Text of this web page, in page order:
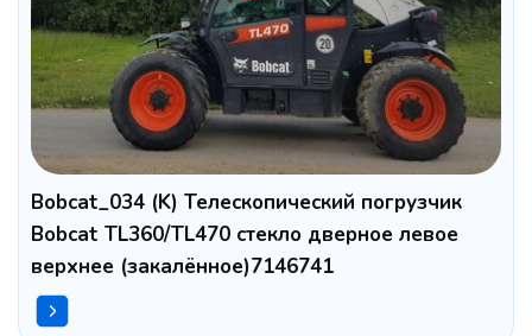
Bobcat_034 (K) Телескопический погрузчик
Bobcat TL360/TL470 стекло дверное левое
верхнее (закалённое)7146741